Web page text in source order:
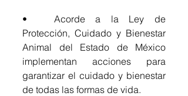
•	Acorde a la Ley de
Protección, Cuidado y Bienestar
Animal del Estado de México
implementan acciones para
garantizar el cuidado y bienestar
de todas las formas de vida.